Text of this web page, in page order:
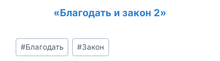
«Благодать и закон 2»
Метки
записи:
#Благодать #Закон